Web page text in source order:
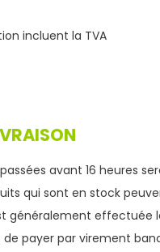
incluent la TVA
avant 16 heures
qui sont en stock
généralement effectuée
de payer par virement